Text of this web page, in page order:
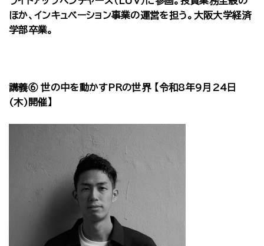
ほか、インキュベーション事業の運営を担う。大阪大学経済
学部卒業。
講義⑥ 世の中を動かすPRの世界 【令和8年9月24日
(木)開催】